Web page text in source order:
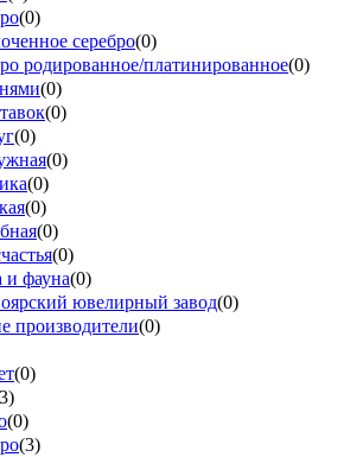
(0)
серебро(0)
родированное/платинированное(0)
(0)
(0)
(0)
(0)
(0)
(0)
(0)
(0)
и фауна(0)
ювелирный завод(0)
производители(0)
(0)
3)
(0)
(3)